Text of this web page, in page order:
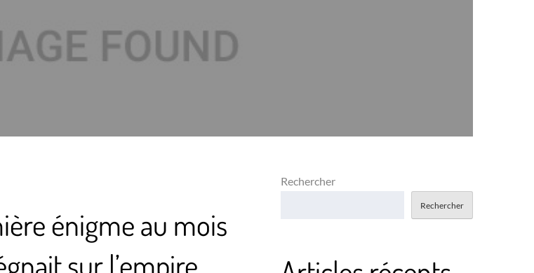
énigme au mois
sur l’empire
Rechercher
Rechercher